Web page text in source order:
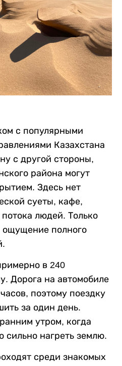
с популярными
Казахстана
с другой стороны,
района могут
Здесь нет
суеты, кафе,
людей. Только
ощущение полного
в 240
Дорога на автомобиле
поэтому поездку
за один день.
утром, когда
сильно нагреть землю.
среди знакомых